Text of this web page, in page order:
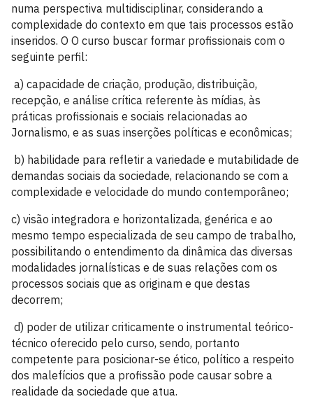
numa perspectiva multidisciplinar, considerando a
complexidade do contexto em que tais processos estão
inseridos. O O curso buscar formar profissionais com o
seguinte perfil:
a) capacidade de criação, produção, distribuição,
recepção, e análise crítica referente às mídias, às
práticas profissionais e sociais relacionadas ao
Jornalismo, e as suas inserções políticas e econômicas;
b) habilidade para refletir a variedade e mutabilidade de
demandas sociais da sociedade, relacionando se com a
complexidade e velocidade do mundo contemporâneo;
c) visão integradora e horizontalizada, genérica e ao
mesmo tempo especializada de seu campo de trabalho,
possibilitando o entendimento da dinâmica das diversas
modalidades jornalísticas e de suas relações com os
processos sociais que as originam e que destas
decorrem;
d) poder de utilizar criticamente o instrumental teórico-
técnico oferecido pelo curso, sendo, portanto
competente para posicionar-se ético, político a respeito
dos malefícios que a profissão pode causar sobre a
realidade da sociedade que atua.